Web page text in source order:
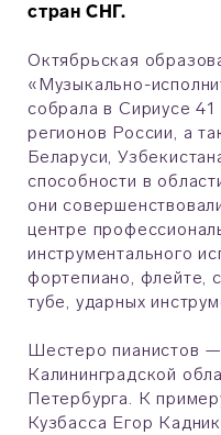
стран СНГ.
Октябрьская
«Музыкально-
собрала в Сириусе
регионов России, а
Беларуси,
способности в
они
центре
инструментального
фортепиано, флейте,
тубе, ударных
Шестеро пианистов
Калининградской
Петербурга. К
Кузбасса Егор